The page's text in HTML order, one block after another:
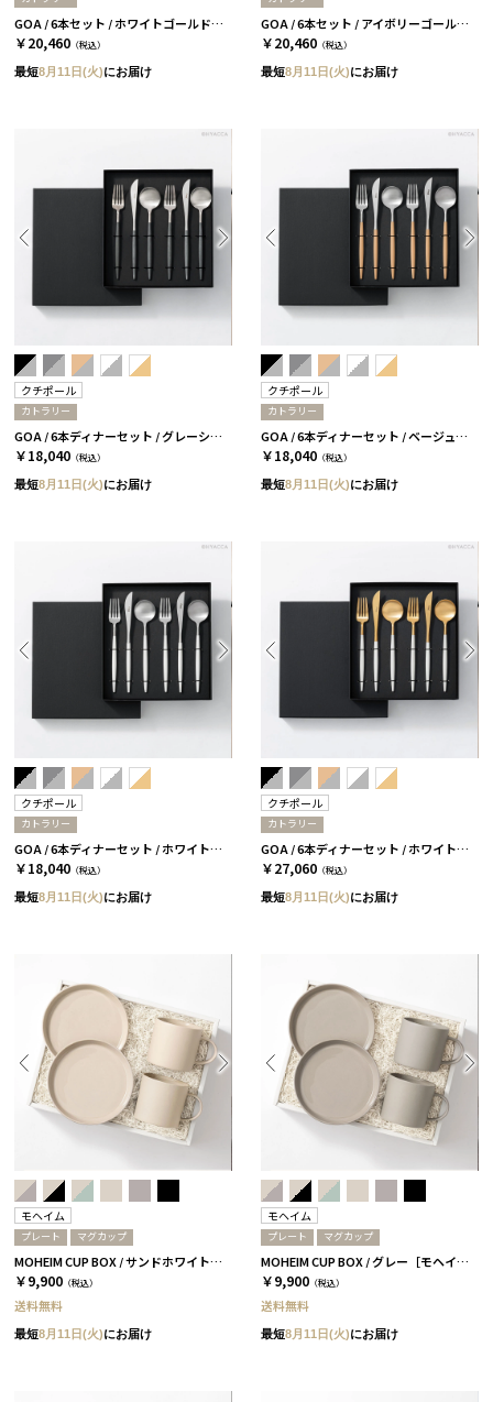
GOA / 6本セット / ホワイトゴールド［クチポール］
￥20,460 （税込）
最短8月11日(火)にお届け
GOA / 6本セット / アイボリーゴールド［クチポール］
￥20,460 （税込）
最短8月11日(火)にお届け
クチポール
カトラリー
GOA / 6本ディナーセット / グレーシルバー［クチポール］
￥18,040 （税込）
最短8月11日(火)にお届け
クチポール
カトラリー
GOA / 6本ディナーセット / ベージュシルバー［クチポール］
￥18,040 （税込）
最短8月11日(火)にお届け
クチポール
カトラリー
GOA / 6本ディナーセット / ホワイトシルバー［クチポール］
￥18,040 （税込）
最短8月11日(火)にお届け
クチポール
カトラリー
GOA / 6本ディナーセット / ホワイトゴールド［クチポール］
￥27,060 （税込）
最短8月11日(火)にお届け
モヘイム
プレート マグカップ
MOHEIM CUP BOX / サンドホワイト［モヘイム］
￥9,900 （税込）
送料無料
最短8月11日(火)にお届け
モヘイム
プレート マグカップ
MOHEIM CUP BOX / グレー［モヘイム］
￥9,900 （税込）
送料無料
最短8月11日(火)にお届け